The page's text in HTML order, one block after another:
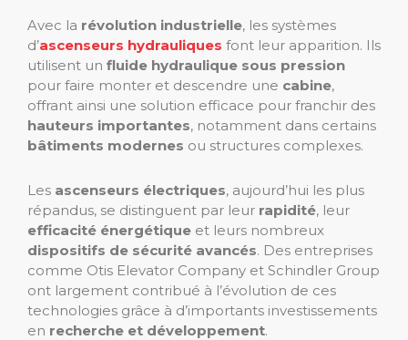
Avec la révolution industrielle, les systèmes
d’ascenseurs hydrauliques font leur apparition. Ils
utilisent un fluide hydraulique sous pression
pour faire monter et descendre une cabine,
offrant ainsi une solution efficace pour franchir des
hauteurs importantes, notamment dans certains
bâtiments modernes ou structures complexes.
Les ascenseurs électriques, aujourd’hui les plus
répandus, se distinguent par leur rapidité, leur
efficacité énergétique et leurs nombreux
dispositifs de sécurité avancés. Des entreprises
comme Otis Elevator Company et Schindler Group
ont largement contribué à l’évolution de ces
technologies grâce à d’importants investissements
en recherche et développement.